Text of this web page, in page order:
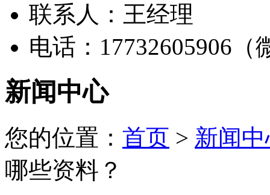
联系人：王经理
电话：17732605906（
新闻中心
您的位置： 首页 > 新闻
哪些资料？